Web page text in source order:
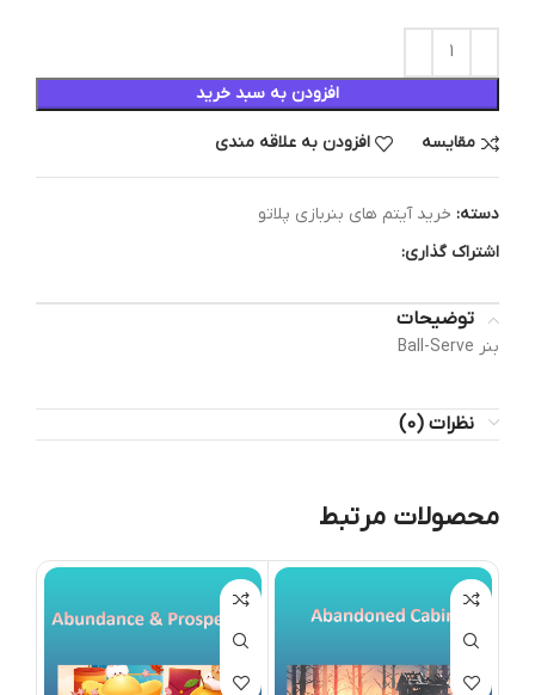
افزودن به سبد خرید
مقایسه افزودن به علاقه مندی
دسته: خرید آیتم های بنربازی پلاتو
اشتراک گذاری:
توضیحات
بنر Ball-Serve
نظرات (0)
محصولات مرتبط